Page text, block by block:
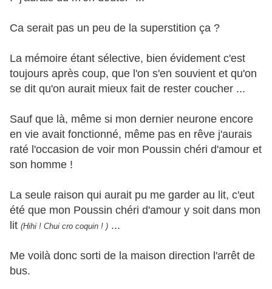
Ca serait pas un peu de la superstition ça ?
La mémoire étant sélective, bien évidement c'est
toujours après coup, que l'on s'en souvient et qu'on
se dit qu'on aurait mieux fait de rester coucher ...
Sauf que là, même si mon dernier neurone encore
en vie avait fonctionné, même pas en rêve j'aurais
raté l'occasion de voir mon Poussin chéri d'amour et
son homme !
La seule raison qui aurait pu me garder au lit, c'eut
été que mon Poussin chéri d'amour y soit dans mon
lit (Hihi ! Chui cro coquin ! ) ...
Me voilà donc sorti de la maison direction l'arrêt de
bus.